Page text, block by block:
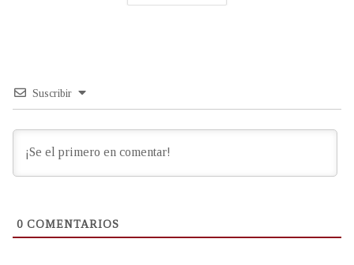
Suscribir
0 COMENTARIOS